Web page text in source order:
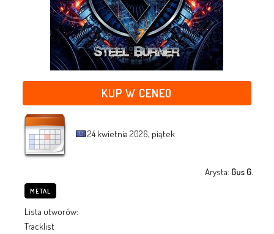
KUP W CENEO
24 kwietnia 2026, piątek
Arysta: Gus G.
METAL
Lista utworów:
Tracklist